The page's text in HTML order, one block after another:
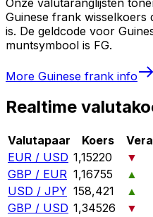
Guinese frank wisselkoers
is. De geldcode voor
muntsymbool is FG.
More Guinese frank info
Realtime
Valutapaar Koers
EUR / USD 1,15220
▼
GBP / EUR 1,16755
▲
USD / JPY 158,421
▲
GBP / USD 1,34526
▼